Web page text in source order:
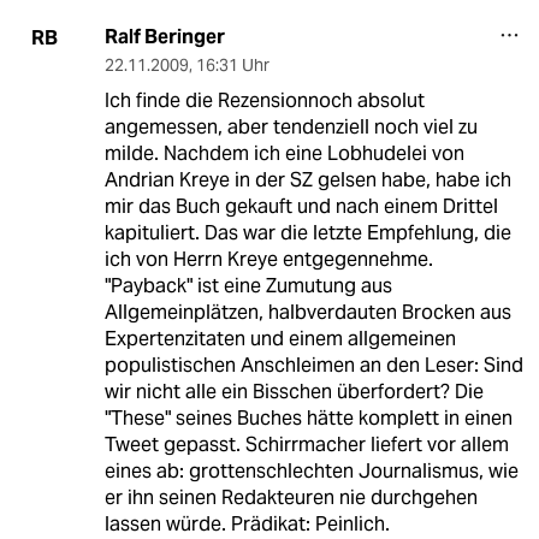
RB Ralf Beringer
22.11.2009, 16:31 Uhr
Ich finde die Rezensionnoch absolut
angemessen, aber tendenziell noch viel zu
milde. Nachdem ich eine Lobhudelei von
Andrian Kreye in der SZ gelsen habe, habe ich
mir das Buch gekauft und nach einem Drittel
kapituliert. Das war die letzte Empfehlung, die
ich von Herrn Kreye entgegennehme.
"Payback" ist eine Zumutung aus
Allgemeinplätzen, halbverdauten Brocken aus
Expertenzitaten und einem allgemeinen
populistischen Anschleimen an den Leser: Sind
wir nicht alle ein Bisschen überfordert? Die
"These" seines Buches hätte komplett in einen
Tweet gepasst. Schirrmacher liefert vor allem
eines ab: grottenschlechten Journalismus, wie
er ihn seinen Redakteuren nie durchgehen
lassen würde. Prädikat: Peinlich.